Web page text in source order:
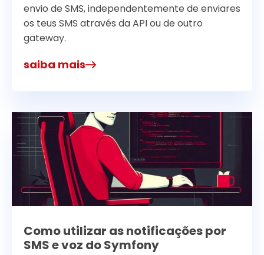
envio de SMS, independentemente de enviares
os teus SMS através da API ou de outro
gateway.
saiba mais
Como utilizar as notificações por
SMS e voz do Symfony